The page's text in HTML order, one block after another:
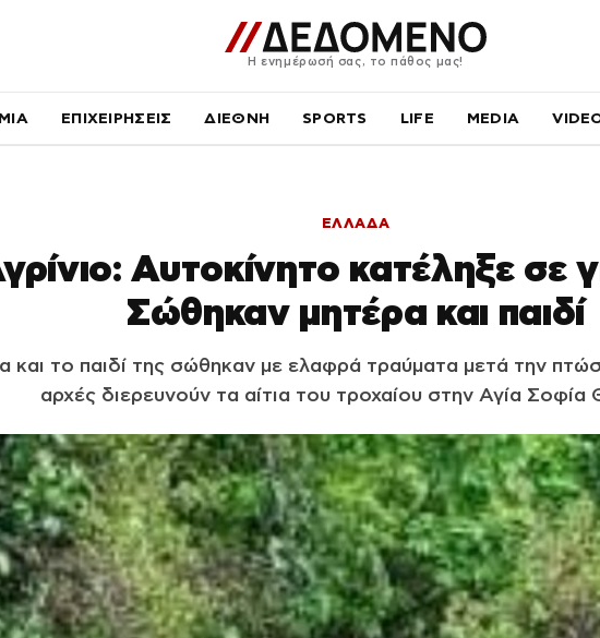
Η ενημέρωσή σας, το πάθος μας!
ΕΠΙΧΕΙΡΗΣΕΙΣ ΔΙΕΘΝΗ SPORTS LIFE MEDIA
ΕΛΛΑΔΑ
Αυτοκίνητο κατέληξε σε
Σώθηκαν μητέρα και παιδί
και το παιδί της σώθηκαν με ελαφρά τραύματα μετά την
αρχές διερευνούν τα αίτια του τροχαίου στην Αγία Σοφία